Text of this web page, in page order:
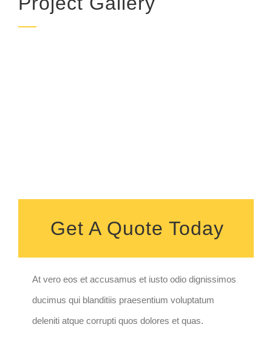
Get A Quote Today
At vero eos et accusamus et iusto odio dignissimos
ducimus qui blanditiis praesentium voluptatum
deleniti atque corrupti quos dolores et quas.